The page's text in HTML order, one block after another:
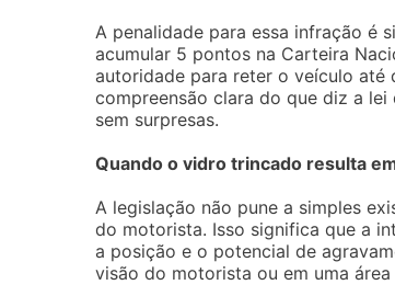
A penalidade para essa infração é
acumular 5 pontos na Carteira
autoridade para reter o veículo até
compreensão clara do que diz a
sem surpresas.
Quando o vidro trincado resulta
A legislação não pune a simples
do motorista. Isso significa que a
a posição e o potencial de
visão do motorista ou em uma